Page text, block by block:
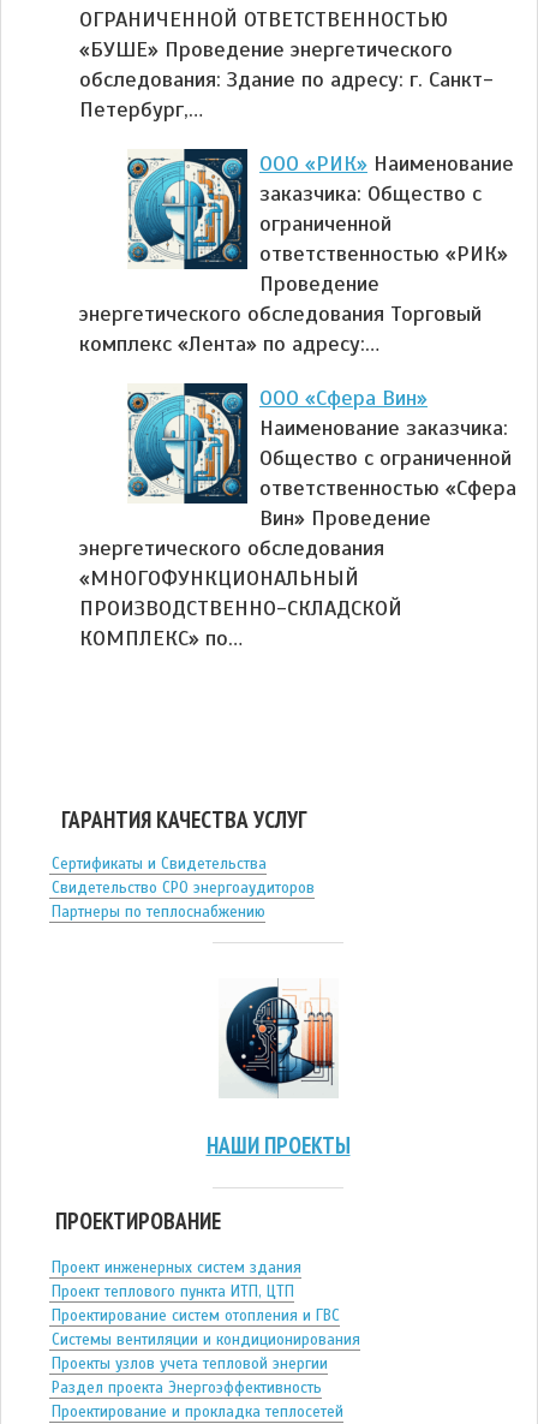
ОГРАНИЧЕННОЙ ОТВЕТСТВЕННОСТЬЮ
«БУШЕ» Проведение энергетического
обследования: Здание по адресу: г. Санкт-
Петербург,…
ООО «РИК» Наименование
заказчика: Общество с
ограниченной
ответственностью «РИК»
Проведение
энергетического обследования Торговый
комплекс «Лента» по адресу:…
ООО «Сфера Вин»
Наименование заказчика:
Общество с ограниченной
ответственностью «Сфера
Вин» Проведение
энергетического обследования
«МНОГОФУНКЦИОНАЛЬНЫЙ
ПРОИЗВОДСТВЕННО-СКЛАДСКОЙ
КОМПЛЕКС» по…
ГАРАНТИЯ КАЧЕСТВА УСЛУГ
Сертификаты и Свидетельства
Свидетельство СРО энергоаудиторов
Партнеры по теплоснабжению
НАШИ ПРОЕКТЫ
ПРОЕКТИРОВАНИЕ
Проект инженерных систем здания
Проект теплового пункта ИТП, ЦТП
Проектирование систем отопления и ГВС
Системы вентиляции и кондиционирования
Проекты узлов учета тепловой энергии
Раздел проекта Энергоэффективность
Проектирование и прокладка теплосетей